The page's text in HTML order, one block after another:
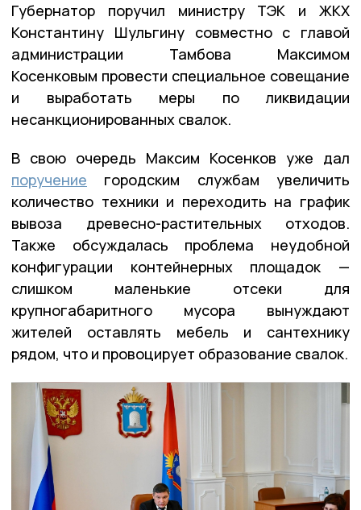
Губернатор поручил министру ТЭК и ЖКХ
Константину Шульгину совместно с главой
администрации Тамбова Максимом
Косенковым провести специальное совещание
и выработать меры по ликвидации
несанкционированных свалок.
В свою очередь Максим Косенков уже дал
поручение городским службам увеличить
количество техники и переходить на график
вывоза древесно-растительных отходов.
Также обсуждалась проблема неудобной
конфигурации контейнерных площадок —
слишком маленькие отсеки для
крупногабаритного мусора вынуждают
жителей оставлять мебель и сантехнику
рядом, что и провоцирует образование свалок.